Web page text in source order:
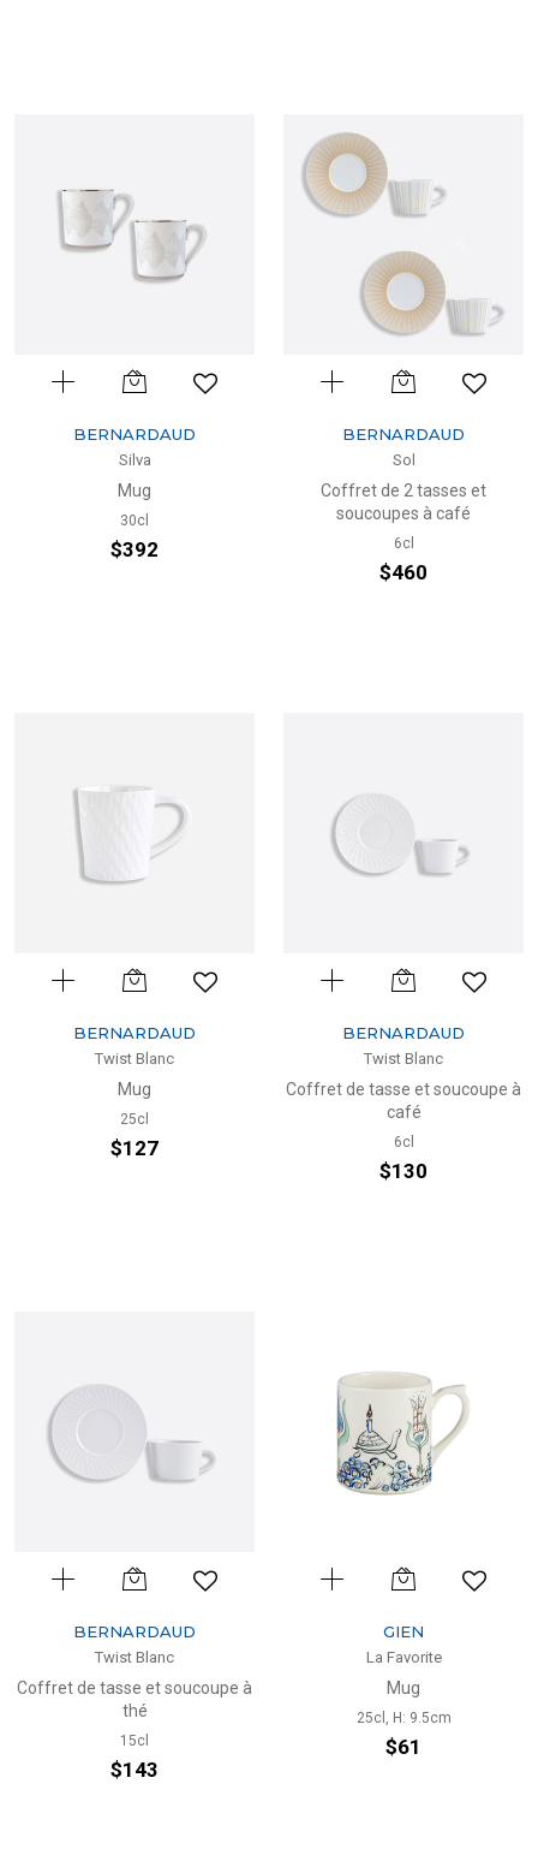
BERNARDAUD
Silva
Mug
30cl
$392
BERNARDAUD
Sol
Coffret de 2 tasses et
soucoupes à café
6cl
$460
BERNARDAUD
Twist Blanc
Mug
25cl
$127
BERNARDAUD
Twist Blanc
Coffret de tasse et soucoupe à
café
6cl
$130
BERNARDAUD
Twist Blanc
Coffret de tasse et soucoupe à
thé
15cl
$143
GIEN
La Favorite
Mug
25cl, H: 9.5cm
$61